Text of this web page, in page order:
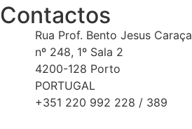
Contactos
Rua Prof. Bento Jesus Caraça
nº 248, 1º Sala 2
4200-128 Porto
PORTUGAL
+351 220 992 228 / 389